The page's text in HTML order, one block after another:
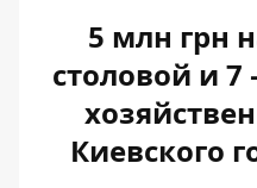
5 млн грн
столовой и 7
Киевского